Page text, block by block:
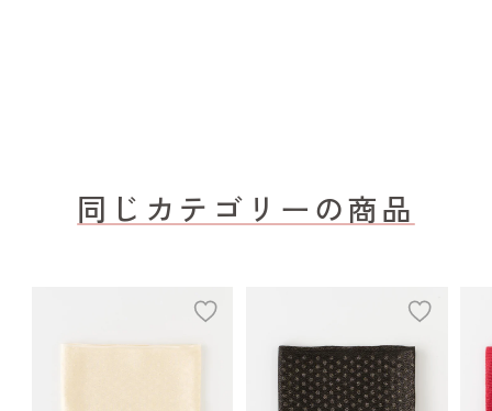
同じカテゴリーの商品